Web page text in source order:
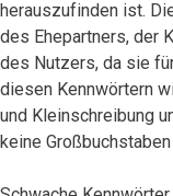
herauszufinden ist.
des Ehepartners, der
des Nutzers, da sie
diesen Kennwörtern
und Kleinschreibung
keine